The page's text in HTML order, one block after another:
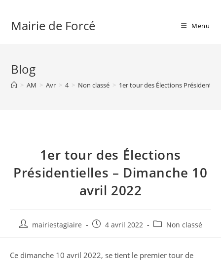
contentMairie de Forcé Menu
Blog
> AM > Avr > 4 > Non classé > 1er tour des Élections
1er tour des Élections
Présidentielles – Dimanche 10
avril 2022
Auteur/autrice
publication :
mairiestagiaire
Publication
4 avril 2022
Post Non classé
Ce dimanche 10 avril 2022, se tient le premier tour de